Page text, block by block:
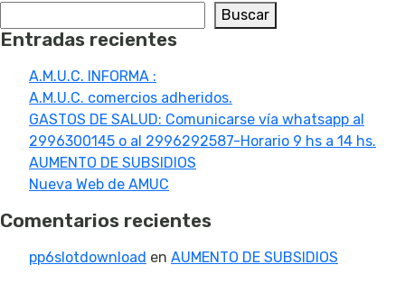
Buscar
Entradas recientes
A.M.U.C. INFORMA :
A.M.U.C. comercios adheridos.
GASTOS DE SALUD: Comunicarse vía whatsapp al
2996300145 o al 2996292587-Horario 9 hs a 14 hs.
AUMENTO DE SUBSIDIOS
Nueva Web de AMUC
Comentarios recientes
pp6slotdownload en AUMENTO DE SUBSIDIOS